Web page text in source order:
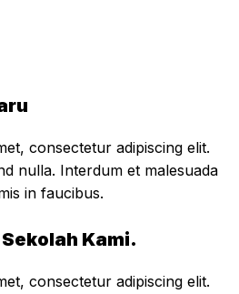
consectetur adipiscing elit.
nulla. Interdum et malesuada
in faucibus.
Kami.
consectetur adipiscing elit.